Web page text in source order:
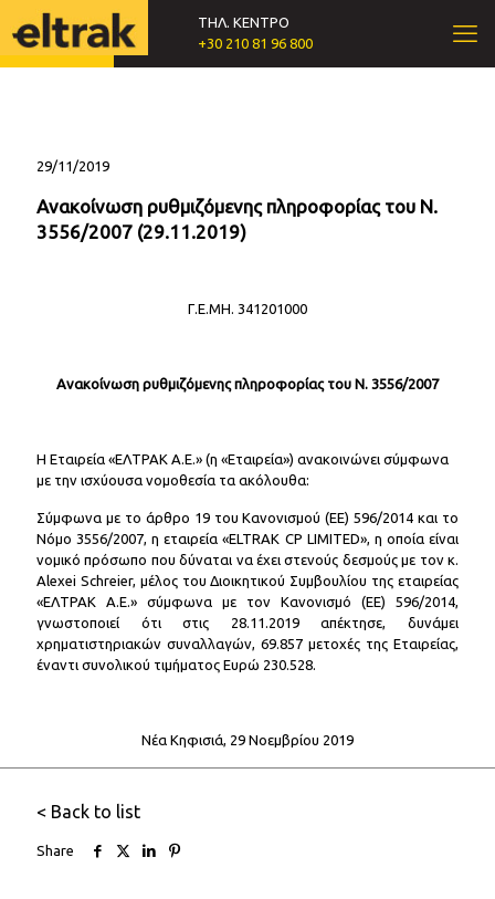
ΤΗΛ. ΚΕΝΤΡΟ
+30 210 81 96 800
29/11/2019
Ανακοίνωση ρυθμιζόμενης πληροφορίας του Ν.
3556/2007 (29.11.2019)
Γ.Ε.ΜΗ. 341201000
Ανακοίνωση ρυθμιζόμενης πληροφορίας του Ν. 3556/2007
Η Εταιρεία «ΕΛΤΡΑΚ Α.Ε.» (η «Εταιρεία») ανακοινώνει σύμφωνα
με την ισχύουσα νομοθεσία τα ακόλουθα:
Σύμφωνα με το άρθρο 19 του Κανονισμού (ΕΕ) 596/2014 και το
Νόμο 3556/2007, η εταιρεία «ELTRAK CP LIMITED», η οποία είναι
νομικό πρόσωπο που δύναται να έχει στενούς δεσμούς με τον κ.
Alexei Schreier, μέλος του Διοικητικού Συμβουλίου της εταιρείας
«ΕΛΤΡΑΚ Α.Ε.» σύμφωνα με τον Κανονισμό (ΕΕ) 596/2014,
γνωστοποιεί ότι στις 28.11.2019 απέκτησε, δυνάμει
χρηματιστηριακών συναλλαγών, 69.857 μετοχές της Εταιρείας,
έναντι συνολικού τιμήματος Ευρώ 230.528.
Νέα Κηφισιά, 29 Νοεμβρίου 2019
< Back to list
Share